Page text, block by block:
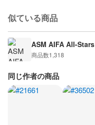
似ている商品
ASM AIFA All-Stars
商品数1,318
同じ作者の商品